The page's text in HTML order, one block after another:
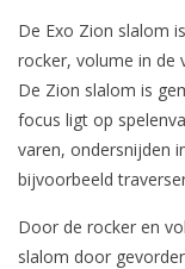
De Exo Zion slalom
rocker, volume in de
De Zion slalom is
focus ligt op
varen, ondersnijden
bijvoorbeeld
Door de rocker en
slalom door